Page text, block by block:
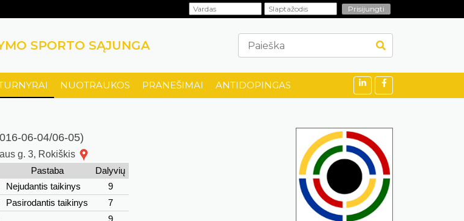
SPORTO SĄJUNGA
NUOTRAUKOS PRANEŠIMAI ANTIDOPINGAS
06-04/06-05)
g. 3, Rokiškis
Pastaba
Dalyvių
Nejudantis taikinys
9
Pasirodantis taikinys
7
9